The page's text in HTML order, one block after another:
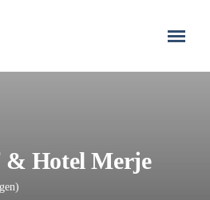
& Hotel Merje